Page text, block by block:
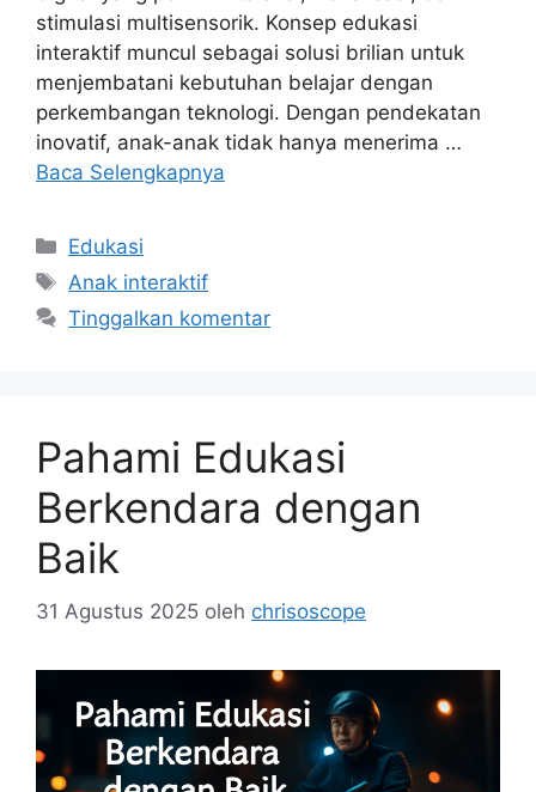
stimulasi multisensorik. Konsep edukasi
interaktif muncul sebagai solusi brilian untuk
menjembatani kebutuhan belajar dengan
perkembangan teknologi. Dengan pendekatan
inovatif, anak-anak tidak hanya menerima …
Baca Selengkapnya
Kategori
Edukasi
Tag
Anak interaktif
Tinggalkan komentar
Pahami Edukasi
Berkendara dengan
Baik
31 Agustus 2025 oleh chrisoscope